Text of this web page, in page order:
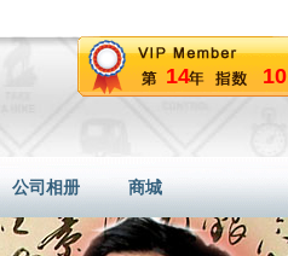
14 10
公司相册 商城